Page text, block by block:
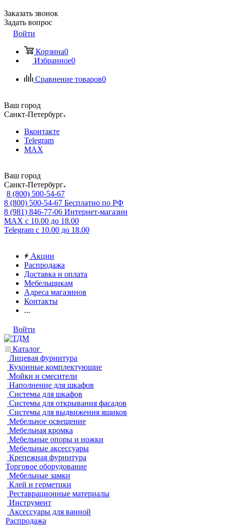
Заказать звонок
Задать вопрос
Войти
Корзина0
Избранное0
Сравнение товаров0
Ваш город
Санкт-Петербург
Вконтакте
Telegram
MAX
Ваш город
Санкт-Петербург
8 (800) 500-54-67
8 (800) 500-54-67 Бесплатно по РФ
8 (981) 846-77-06 Интернет-магазин
MAX с 10.00 до 18.00
Telegram с 10.00 до 18.00
Акции
Распродажа
Доставка и оплата
Мебельщикам
Адреса магазинов
Контакты
...
Войти
Каталог
Лицевая фурнитура
Кухонные комплектующие
Мойки и смесители
Наполнение для шкафов
Системы для шкафов
Системы для открывания фасадов
Системы для выдвижения ящиков
Мебельное освещение
Мебельная кромка
Мебельные опоры и ножки
Мебельные аксессуары
Крепежная фурнитура
Торговое оборудование
Мебельные замки
Клей и герметики
Реставрационные материалы
Инструмент
Аксессуары для ванной
Распродажа